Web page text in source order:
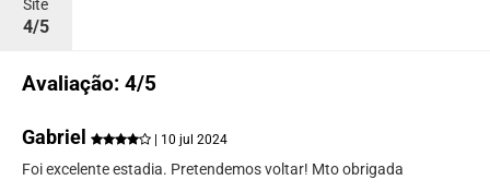
Site
4/5
Avaliação: 4/5
Gabriel | 10 jul 2024
Foi excelente estadia. Pretendemos voltar! Mto obrigada